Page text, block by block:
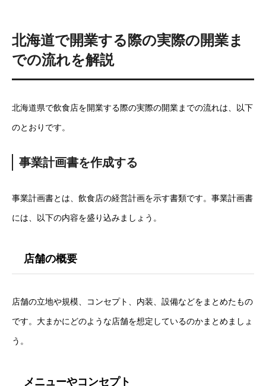
北海道で開業する際の実際の開業ま
での流れを解説
北海道県で飲食店を開業する際の実際の開業までの流れは、以下
のとおりです。
事業計画書を作成する
事業計画書とは、飲食店の経営計画を示す書類です。事業計画書
には、以下の内容を盛り込みましょう。
店舗の概要
店舗の立地や規模、コンセプト、内装、設備などをまとめたもの
です。大まかにどのような店舗を想定しているのかまとめましょ
う。
メニューやコンセプト